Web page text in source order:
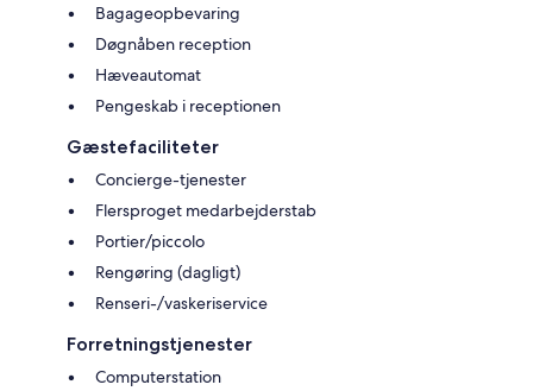
Bagageopbevaring
Døgnåben reception
Hæveautomat
Pengeskab i receptionen
Gæstefaciliteter
Concierge-tjenester
Flersproget medarbejderstab
Portier/piccolo
Rengøring (dagligt)
Renseri-/vaskeriservice
Forretningstjenester
Computerstation